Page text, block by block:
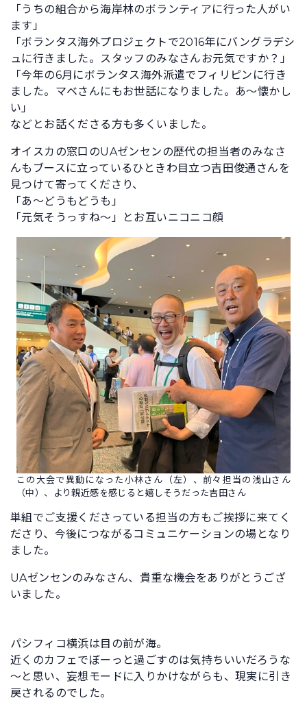
「うちの組合から海岸林のボランティアに行った人がい
ます」
「ボランタス海外プロジェクトで2016年にバングラデシ
ュに行きました。スタッフのみなさんお元気ですか？」
「今年の6月にボランタス海外派遣でフィリピンに行き
ました。マベさんにもお世話になりました。あ～懐かし
い」
などとお話くださる方も多くいました。
オイスカの窓口のUAゼンセンの歴代の担当者のみなさ
んもブースに立っているひときわ目立つ吉田俊通さんを
見つけて寄ってくださり、
「あ～どうもどうも」
「元気そうっすね～」とお互いニコニコ顔
この大会で異動になった小林さん（左）、前々担当の浅山さん
（中）、より親近感を感じると嬉しそうだった吉田さん
単組でご支援くださっている担当の方もご挨拶に来てく
ださり、今後につながるコミュニケーションの場となり
ました。
UAゼンセンのみなさん、貴重な機会をありがとうござ
いました。
パシフィコ横浜は目の前が海。
近くのカフェでぼーっと過ごすのは気持ちいいだろうな
～と思い、妄想モードに入りかけながらも、現実に引き
戻されるのでした。